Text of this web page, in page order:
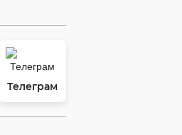
Телеграм